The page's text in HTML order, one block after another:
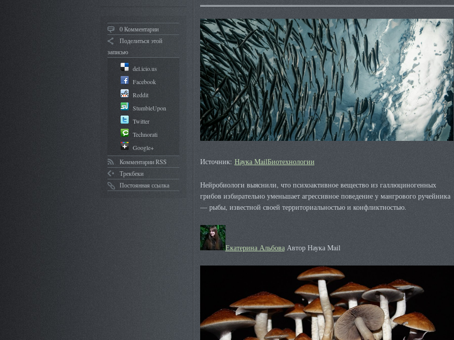
0 Комментарии
Поделиться этой
записью
del.icio.us
Facebook
Reddit
StumbleUpon
Twitter
Technorati
Google+
Комментарии RSS
Трекбеки
Постоянная ссылка
Источник: Наука MailБиотехнологии
Нейробиологи выяснили, что психоактивное вещество из галлюциногенных
грибов избирательно уменьшает агрессивное поведение у мангрового ручейника
— рыбы, известной своей территориальностью и конфликтностью.
Екатерина АльбоваАвтор Наука Mail